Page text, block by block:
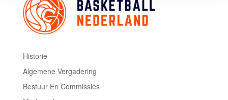
Historie
Algemene Vergadering
Bestuur En Commissies